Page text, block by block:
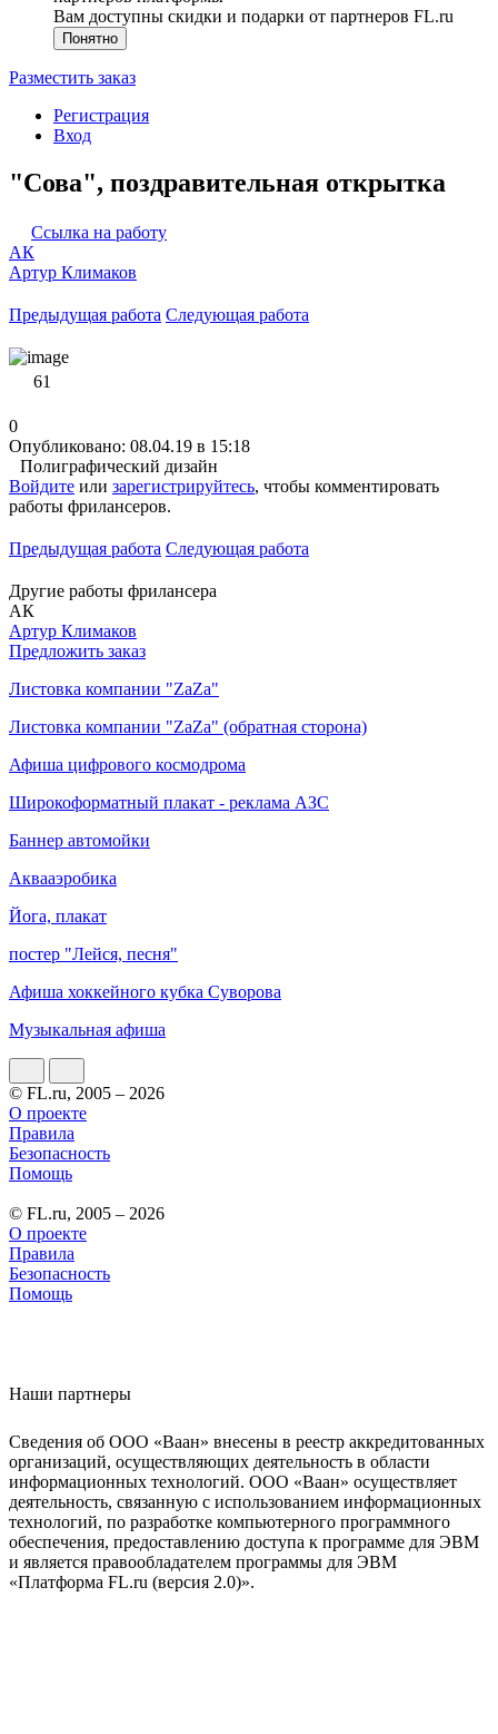
Вам доступны скидки и подарки от партнеров FL.ru
Понятно
Разместить заказ
Регистрация
Вход
"Сова", поздравительная открытка
Ссылка на работу
АК
Артур Климаков
Предыдущая работа Следующая работа
61
0
Опубликовано: 08.04.19 в 15:18
Полиграфический дизайн
Войдите или зарегистрируйтесь, чтобы комментировать
работы фрилансеров.
Предыдущая работа Следующая работа
Другие работы фрилансера
АК
Артур Климаков
Предложить заказ
Листовка компании "ZaZa"
Листовка компании "ZaZa" (обратная сторона)
Афиша цифрового космодрома
Широкоформатный плакат - реклама АЗС
Баннер автомойки
Аквааэробика
Йога, плакат
постер "Лейся, песня"
Афиша хоккейного кубка Суворова
Музыкальная афиша
© FL.ru, 2005 – 2026
О проекте
Правила
Безопасность
Помощь
© FL.ru, 2005 – 2026
О проекте
Правила
Безопасность
Помощь
Наши партнеры
Сведения об ООО «Ваан» внесены в реестр аккредитованных
организаций, осуществляющих деятельность в области
информационных технологий. ООО «Ваан» осуществляет
деятельность, связанную с использованием информационных
технологий, по разработке компьютерного программного
обеспечения, предоставлению доступа к программе для ЭВМ
и является правообладателем программы для ЭВМ
«Платформа FL.ru (версия 2.0)».